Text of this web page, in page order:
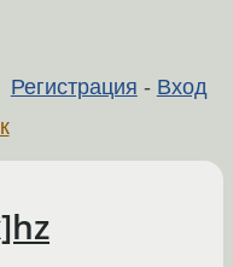
Регистрация - Вход